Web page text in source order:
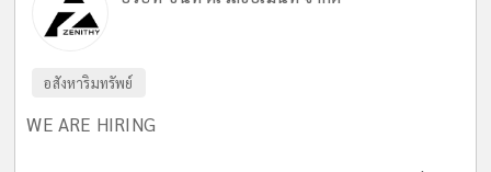
อสังหาริมทรัพย์
WE ARE HIRING